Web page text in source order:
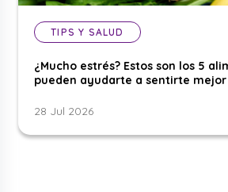
TIPS Y SALUD
¿Mucho estrés? Estos son los 5
pueden ayudarte a sentirte mejor
28 Jul 2026